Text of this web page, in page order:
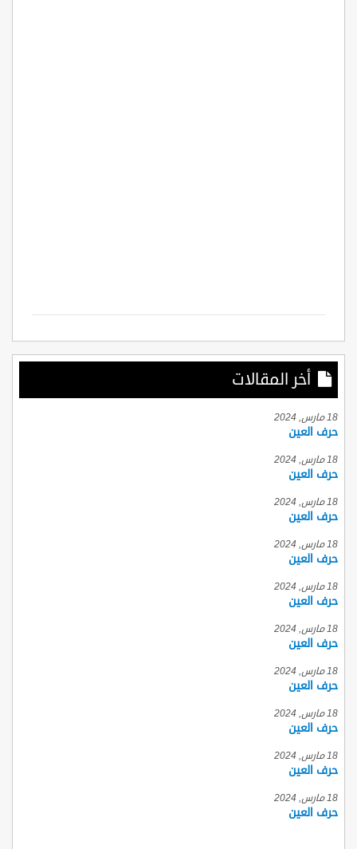
أخر المقالات
18 مارس, 2024
حرف العين
18 مارس, 2024
حرف العين
18 مارس, 2024
حرف العين
18 مارس, 2024
حرف العين
18 مارس, 2024
حرف العين
18 مارس, 2024
حرف العين
18 مارس, 2024
حرف العين
18 مارس, 2024
حرف العين
18 مارس, 2024
حرف العين
18 مارس, 2024
حرف العين